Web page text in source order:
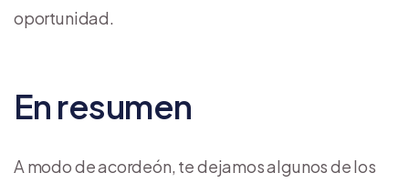
oportunidad.
En resumen
A modo de acordeón, te dejamos algunos de los